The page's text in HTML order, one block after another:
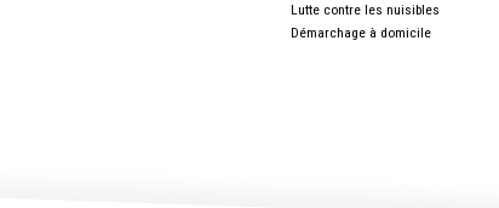
Lutte contre les nuisibles
Démarchage à domicile